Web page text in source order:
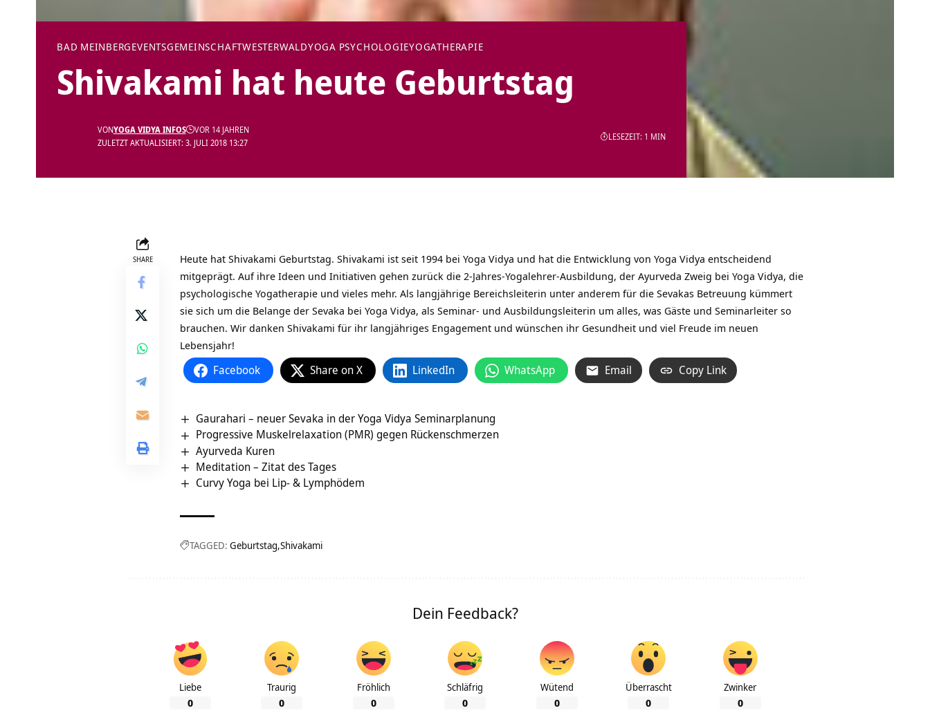
BAD MEINBERGEVENTSGEMEINSCHAFTWESTERWALDYOGA PSYCHOLOGIEYOGATHERAPIE
Shivakami hat heute Geburtstag
ZULETZT AKTUALISIERT: 3. JULI 2018 13:27
VONYOGA VIDYA INFOS VOR 14 JAHREN
LESEZEIT: 1 MIN
SHARE
Heute hat Shivakami Geburtstag. Shivakami ist seit 1994 bei Yoga Vidya und hat die Entwicklung von Yoga Vidya entscheidend
mitgeprägt. Auf ihre Ideen und Initiativen gehen zurück die 2-Jahres-Yogalehrer-Ausbildung, der Ayurveda Zweig bei Yoga Vidya, die
psychologische Yogatherapie und vieles mehr. Als langjährige Bereichsleiterin unter anderem für die Sevakas Betreuung kümmert
sie sich um die Belange der Sevaka bei Yoga Vidya, als Seminar- und Ausbildungsleiterin um alles, was Gäste und Seminarleiter so
brauchen. Wir danken Shivakami für ihr langjähriges Engagement und wünschen ihr Gesundheit und viel Freude im neuen
Lebensjahr!
Facebook Share on X LinkedIn WhatsApp Email Copy Link
Gaurahari – neuer Sevaka in der Yoga Vidya Seminarplanung
Progressive Muskelrelaxation (PMR) gegen Rückenschmerzen
Ayurveda Kuren
Meditation – Zitat des Tages
Curvy Yoga bei Lip- & Lymphödem
TAGGED: Geburtstag Shivakami
Dein Feedback?
Liebe
0
Traurig
0
Fröhlich
0
Schläfrig
0
Wütend
0
Überrascht
0
Zwinker
0